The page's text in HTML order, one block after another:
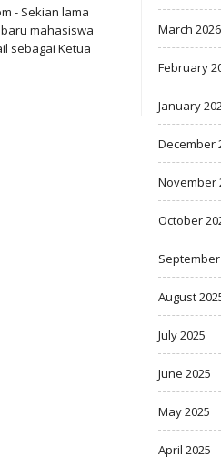
- Sekian lama
mahasiswa
sebagai Ketua
March 2026
February
January
December
November
October
September
August
July 2025
June 2025
May 2025
April 2025